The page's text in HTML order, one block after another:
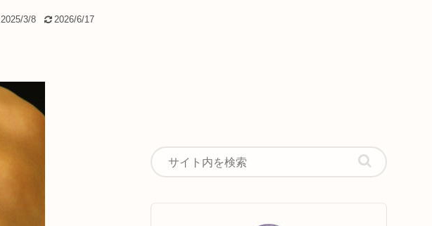
2025/3/8 2026/6/17